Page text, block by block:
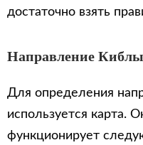
достаточно взять
Направление Киблы
Для определения
используется карта.
функционирует